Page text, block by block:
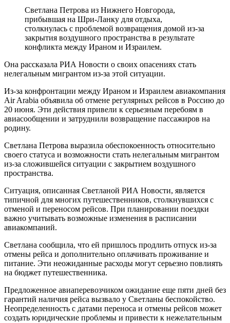
Светлана Петрова из Нижнего Новгорода,
прибывшая на Шри-Ланку для отдыха,
столкнулась с проблемой возвращения домой из-за
закрытия воздушного пространства в результате
конфликта между Ираном и Израилем.
Она рассказала РИА Новости о своих опасениях стать
нелегальным мигрантом из-за этой ситуации.
Из-за конфронтации между Ираном и Израилем авиакомпания
Air Arabia объявила об отмене регулярных рейсов в Россию до
20 июня. Эти действия привели к серьезным перебоям в
авиасообщении и затруднили возвращение пассажиров на
родину.
Светлана Петрова выразила обеспокоенность относительно
своего статуса и возможности стать нелегальным мигрантом
из-за сложившейся ситуации с закрытием воздушного
пространства.
Ситуация, описанная Светланой РИА Новости, является
типичной для многих путешественников, столкнувшихся с
отменой и переносом рейсов. При планировании поездки
важно учитывать возможные изменения в расписании
авиакомпаний.
Светлана сообщила, что ей пришлось продлить отпуск из-за
отмены рейса и дополнительно оплачивать проживание и
питание. Эти неожиданные расходы могут серьезно повлиять
на бюджет путешественника.
Предложенное авиаперевозчиком ожидание еще пяти дней без
гарантий наличия рейса вызвало у Светланы беспокойство.
Неопределенность с датами переноса и отмены рейсов может
создать юридические проблемы и привести к нежелательным